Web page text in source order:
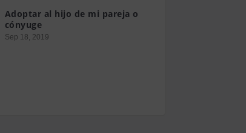
Adoptar al hijo de mi pareja o
cónyuge
Sep 18, 2019